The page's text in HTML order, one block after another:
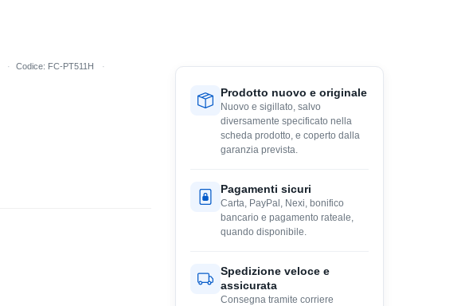
Codice: FC-PT511H
Prodotto nuovo e originale
Nuovo e sigillato, salvo
diversamente specificato nella
scheda prodotto, e coperto dalla
garanzia prevista.
Pagamenti sicuri
Carta, PayPal, Nexi, bonifico
bancario e pagamento rateale,
quando disponibile.
Spedizione veloce e
assicurata
Consegna tramite corriere